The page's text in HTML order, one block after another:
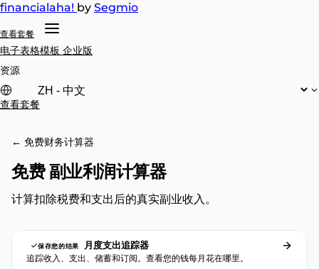
financialaha! by Segmio
查看套餐
电子表格模板 企业版
资源
查看套餐
← 免费财务计算器
免费 副业利润计算器
计算扣除税费和支出后的真实副业收入。
保存您的结果 月度支出追踪器
追踪收入、支出、储蓄和订阅。查看您的钱每月花在哪里。